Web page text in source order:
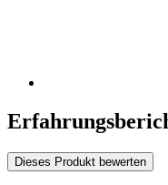
Dieses Produkt bewerten